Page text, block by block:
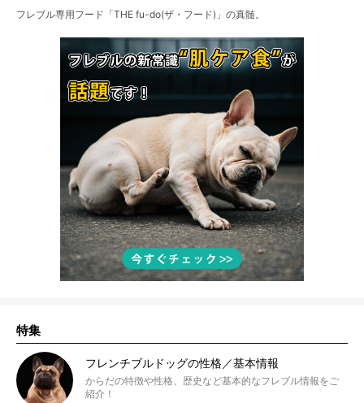
フレブル専用フード「THE fu-do(ザ・フード)」の真髄。
特集
フレンチブルドッグの性格／基本情報
からだの特徴や性格、歴史など基本的なフレブル情報をご
紹介！